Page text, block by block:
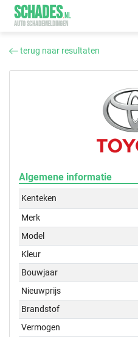
SCHADES.NL
AUTO SCHADEMELDINGEN
terug naar resultaten
Algemene informatie
Kenteken
Merk
Model
Kleur
Bouwjaar
Nieuwprijs
Brandstof
Vermogen